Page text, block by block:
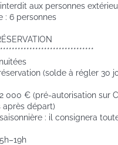
aux personnes
: 6 personnes
(solde à régler 30
000 € (pré-autorisation sur
après départ)
: il consignera